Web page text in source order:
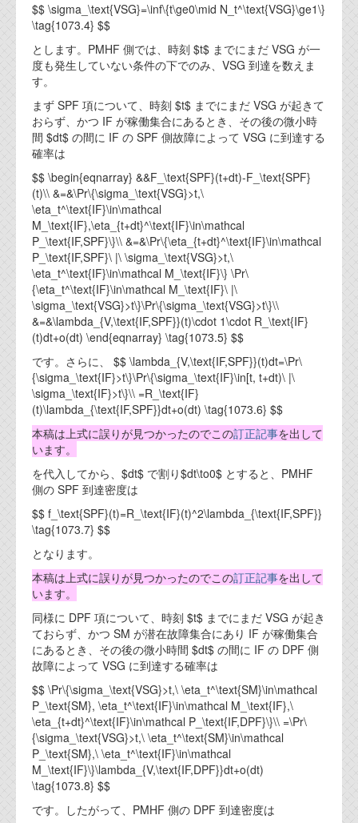
$$ \sigma_\text{VSG}=\inf\{t\ge0\mid N_t^\text{VSG}\ge1\}
\tag{1073.4} $$
とします。PMHF 側では、時刻 $t$ までにまだ VSG が一
度も発生していない条件の下でのみ、VSG 到達を数えま
す。
まず SPF 項について、時刻 $t$ までにまだ VSG が起きて
おらず、かつ IF が稼働集合にあるとき、その後の微小時
間 $dt$ の間に IF の SPF 側故障によって VSG に到達する
確率は
$$ \begin{eqnarray} &&F_\text{SPF}(t+dt)-F_\text{SPF}
(t)\\ &=&\Pr\{\sigma_\text{VSG}>t,\
\eta_t^\text{IF}\in\mathcal
M_\text{IF},\eta_{t+dt}^\text{IF}\in\mathcal
P_\text{IF,SPF}\}\\ &=&\Pr\{\eta_{t+dt}^\text{IF}\in\mathcal
P_\text{IF,SPF}\ |\ \sigma_\text{VSG}>t,\
\eta_t^\text{IF}\in\mathcal M_\text{IF}\} \Pr\
{\eta_t^\text{IF}\in\mathcal M_\text{IF}\ |\
\sigma_\text{VSG}>t\}\Pr\{\sigma_\text{VSG}>t\}\\
&=&\lambda_{V,\text{IF,SPF}}(t)\cdot 1\cdot R_\text{IF}
(t)dt+o(dt) \end{eqnarray} \tag{1073.5} $$
です。さらに、 $$ \lambda_{V,\text{IF,SPF}}(t)dt=\Pr\
{\sigma_\text{IF}>t\}\Pr\{\sigma_\text{IF}\in[t, t+dt)\ |\
\sigma_\text{IF}>t\}\\ =R_\text{IF}
(t)\lambda_{\text{IF,SPF}}dt+o(dt) \tag{1073.6} $$
本稿は上式に誤りが見つかったのでこの訂正記事を出して
います。
を代入してから、$dt$ で割り$dt\to0$ とすると、PMHF
側の SPF 到達密度は
$$ f_\text{SPF}(t)=R_\text{IF}(t)^2\lambda_{\text{IF,SPF}}
\tag{1073.7} $$
となります。
本稿は上式に誤りが見つかったのでこの訂正記事を出して
います。
同様に DPF 項について、時刻 $t$ までにまだ VSG が起き
ておらず、かつ SM が潜在故障集合にあり IF が稼働集合
にあるとき、その後の微小時間 $dt$ の間に IF の DPF 側
故障によって VSG に到達する確率は
$$ \Pr\{\sigma_\text{VSG}>t,\ \eta_t^\text{SM}\in\mathcal
P_\text{SM}, \eta_t^\text{IF}\in\mathcal M_\text{IF},\
\eta_{t+dt}^\text{IF}\in\mathcal P_\text{IF,DPF}\}\\ =\Pr\
{\sigma_\text{VSG}>t,\ \eta_t^\text{SM}\in\mathcal
P_\text{SM},\ \eta_t^\text{IF}\in\mathcal
M_\text{IF}\}\lambda_{V,\text{IF,DPF}}dt+o(dt)
\tag{1073.8} $$
です。したがって、PMHF 側の DPF 到達密度は